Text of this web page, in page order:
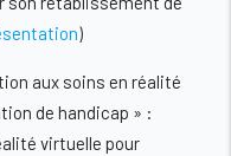
)
aux soins en réalité
de handicap » :
virtuelle pour